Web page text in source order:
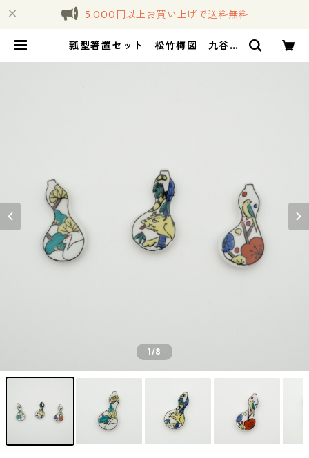
5,000円以上お買い上げで送料無料
瓢型箸置セット 松竹梅図 九谷焼
1/8